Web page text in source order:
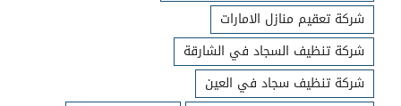
شركة تعقيم منازل الامارات
شركة تنظيف السجاد في الشارقة
شركة تنظيف سجاد في العين